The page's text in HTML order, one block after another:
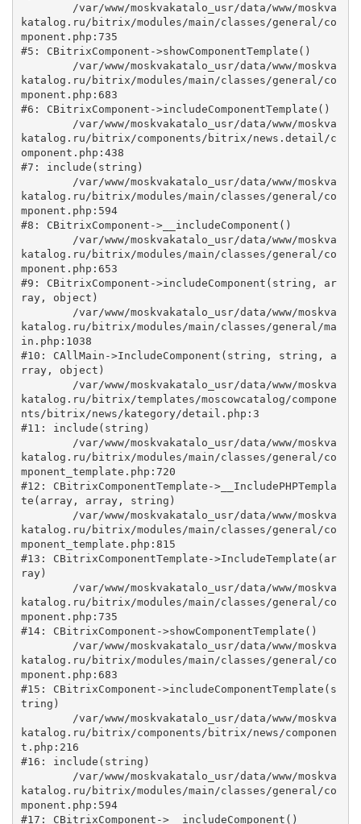
katalog.ru/bitrix/modules/main/classes/general/co
mponent.php:735
#5: CBitrixComponent->showComponentTemplate()
katalog.ru/bitrix/modules/main/classes/general/co
mponent.php:683
#6: CBitrixComponent->includeComponentTemplate()
katalog.ru/bitrix/components/bitrix/news.detail/c
omponent.php:438
#7: include(string)
katalog.ru/bitrix/modules/main/classes/general/co
mponent.php:594
#8: CBitrixComponent->__includeComponent()
katalog.ru/bitrix/modules/main/classes/general/co
mponent.php:653
#9: CBitrixComponent->includeComponent(string, ar
ray, object)
katalog.ru/bitrix/modules/main/classes/general/ma
in.php:1038
#10: CAllMain->IncludeComponent(string, string, a
rray, object)
katalog.ru/bitrix/templates/moscowcatalog/compone
nts/bitrix/news/kategory/detail.php:3
#11: include(string)
katalog.ru/bitrix/modules/main/classes/general/co
mponent_template.php:720
#12: CBitrixComponentTemplate->__IncludePHPTempla
te(array, array, string)
katalog.ru/bitrix/modules/main/classes/general/co
mponent_template.php:815
#13: CBitrixComponentTemplate->IncludeTemplate(ar
ray)
katalog.ru/bitrix/modules/main/classes/general/co
mponent.php:735
#14: CBitrixComponent->showComponentTemplate()
katalog.ru/bitrix/modules/main/classes/general/co
mponent.php:683
#15: CBitrixComponent->includeComponentTemplate(s
tring)
katalog.ru/bitrix/components/bitrix/news/componen
t.php:216
#16: include(string)
katalog.ru/bitrix/modules/main/classes/general/co
mponent.php:594
#17: CBitrixComponent->__includeComponent()